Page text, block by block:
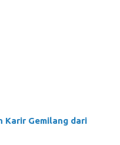
Karir Gemilang dari